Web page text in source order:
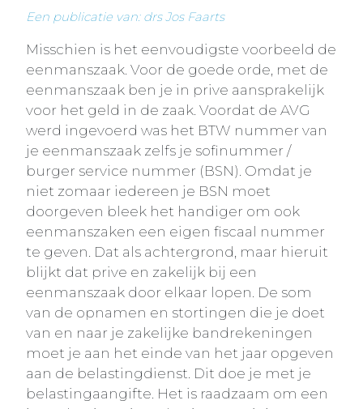
Een publicatie van: drs Jos Faarts
Misschien is het eenvoudigste voorbeeld de
eenmanszaak. Voor de goede orde, met de
eenmanszaak ben je in prive aansprakelijk
voor het geld in de zaak. Voordat de AVG
werd ingevoerd was het BTW nummer van
je eenmanszaak zelfs je sofinummer /
burger service nummer (BSN). Omdat je
niet zomaar iedereen je BSN moet
doorgeven bleek het handiger om ook
eenmanszaken een eigen fiscaal nummer
te geven. Dat als achtergrond, maar hieruit
blijkt dat prive en zakelijk bij een
eenmanszaak door elkaar lopen. De som
van de opnamen en stortingen die je doet
van en naar je zakelijke bandrekeningen
moet je aan het einde van het jaar opgeven
aan de belastingdienst. Dit doe je met je
belastingaangifte. Het is raadzaam om een